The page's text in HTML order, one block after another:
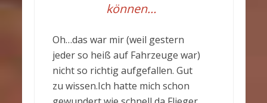
können…
Oh…das war mir (weil gestern
jeder so heiß auf Fahrzeuge war)
nicht so richtig aufgefallen. Gut
zu wissen.Ich hatte mich schon